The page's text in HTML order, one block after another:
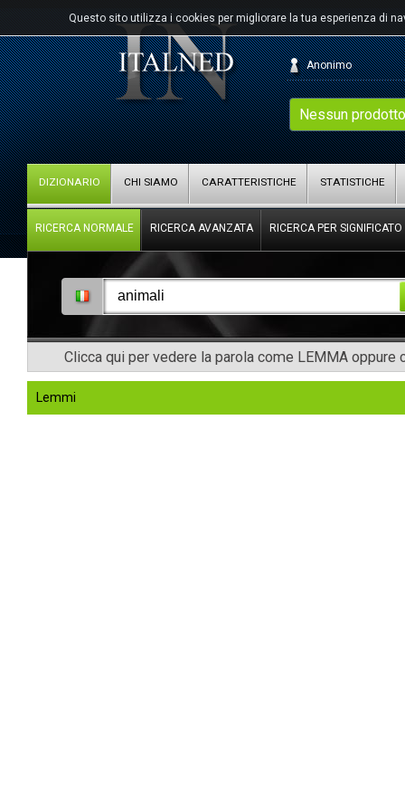
Questo sito utilizza i cookies per migliorare la tua esperienza di
Nessun
Anonimo
DIZIONARIO CHI SIAMO CARATTERISTICHE STATISTICHE
RICERCA NORMALE RICERCA AVANZATA RICERCA PER SIGNIFICATO
Clicca qui per vedere la parola come LEMMA oppure
Lemmi